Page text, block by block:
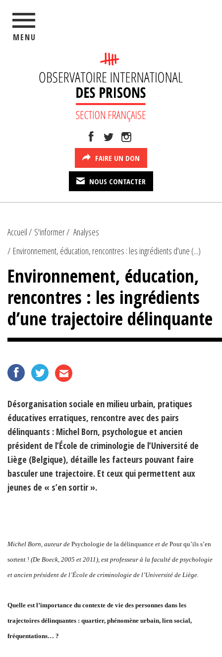
MENU
FAIRE UN DON
NOUS CONTACTER
Accueil S'informer
Analyses
Environnement, éducation, rencontres : les ingrédients d’une (...)
Environnement, éducation,
rencontres : les ingrédients
d’une trajectoire délinquante
Désorganisation sociale en milieu urbain, pratiques
éducatives erratiques, rencontre avec des pairs
délinquants : Michel Born, psychologue et ancien
président de l’École de criminologie de l’Université de
Liège (Belgique), détaille les facteurs pouvant faire
basculer une trajectoire. Et ceux qui permettent aux
jeunes de « s’en sortir ».
Michel Born, auteur de Psychologie de la délinquance et de Pour qu’ils s’en
sortent ! (De Boeck, 2005 et 2011), est professeur à la faculté de psychologie
et ancien président de l’École de criminologie de l’Université de Liège.
Quelle est l’importance du contexte de vie des personnes dans les
trajectoires délinquantes : quartier, phénomène urbain, lien social,
fréquentations… ?